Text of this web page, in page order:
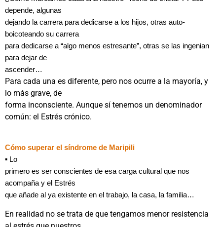
depende, algunas
dejando la carrera para dedicarse a los hijos, otras auto-
boicoteando su carrera
para dedicarse a “algo menos estresante”, otras se las ingenian
para dejar de
ascender…
Para cada una es diferente, pero nos ocurre a la mayoría, y
lo más grave, de
forma inconsciente. Aunque sí tenemos un denominador
común: el Estrés crónico.
Cómo superar el síndrome de Maripili
▪ Lo
primero es ser conscientes de esa carga cultural que nos
acompaña y el Estrés
que añade al ya existente en el trabajo, la casa, la familia…
En realidad no se trata de que tengamos menor resistencia